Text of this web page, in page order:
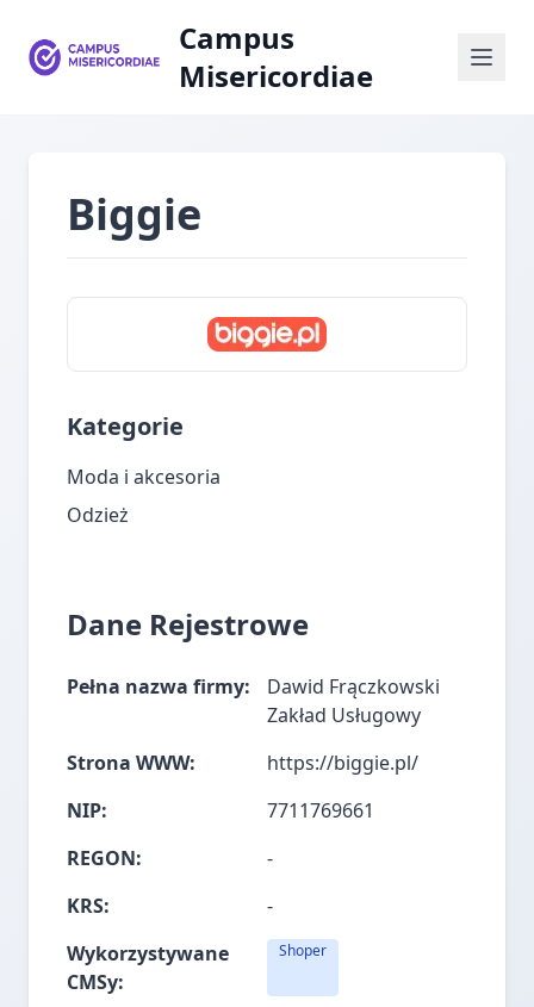
Campus
Misericordiae
Biggie
Kategorie
Moda i akcesoria
Odzież
Dane Rejestrowe
Pełna nazwa firmy:
Dawid Frączkowski
Zakład Usługowy
Strona WWW:
https://biggie.pl/
NIP:
7711769661
REGON:
-
KRS:
-
Wykorzystywane
CMSy:
Shoper